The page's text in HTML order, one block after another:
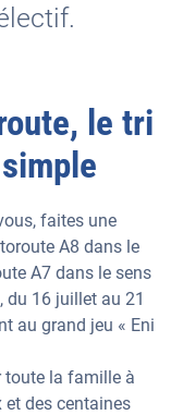
le tri
faites une
A8 dans le
A7 dans le sens
du 16 juillet au 21
au grand jeu « Eni
toute la famille à
des centaines